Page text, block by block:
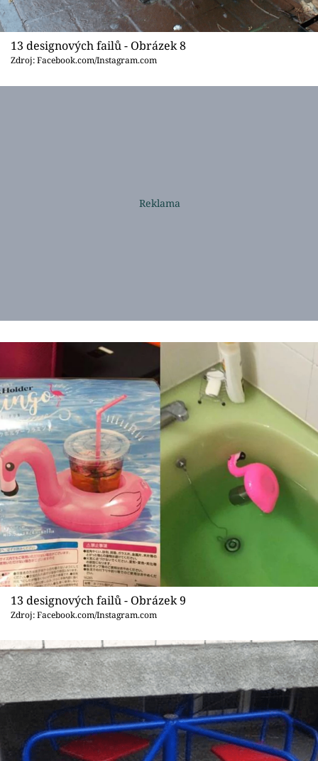
13 designových failů - Obrázek 8
Zdroj: Facebook.com/Instagram.com
13 designových failů - Obrázek 9
Zdroj: Facebook.com/Instagram.com